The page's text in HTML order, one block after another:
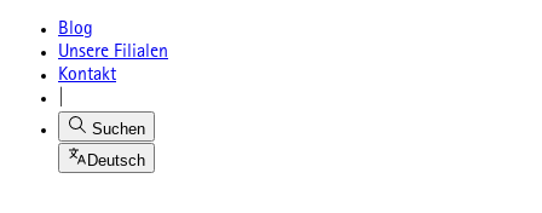
Blog
Unsere Filialen
Kontakt
Suchen
Deutsch